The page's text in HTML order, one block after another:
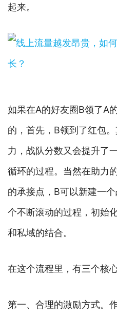
起来。
如果在A的好友圈B领了A
的，首先，B领到了红包
力，战队分数又会提升了
循环的过程。当然在助力
的承接点，B可以新建一
个不断滚动的过程，初始
和私域的结合。
在这个流程里，有三个核
第一、合理的激励方式。